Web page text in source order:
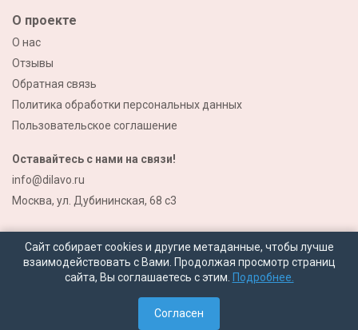
© 2026 Все права защищены
О проекте
О нас
Отзывы
Обратная связь
Политика обработки персональных данных
Пользовательское соглашение
Оставайтесь с нами на связи!
info@dilavo.ru
Москва, ул. Дубининская, 68 с3
Сайт собирает cookies и другие метаданные, чтобы лучше
взаимодействовать с Вами. Продолжая просмотр страниц
сайта, Вы соглашаетесь с этим. Подробнее.
Согласен